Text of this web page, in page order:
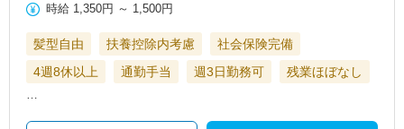
時給 1,350円 ～ 1,500円
髪型自由 扶養控除内考慮
社会保険完備
4週8休以上
通勤手当 週3日勤務可 残業ほぼなし